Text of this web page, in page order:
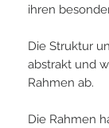
ihren
Die Struktur
abstrakt und
Rahmen ab.
Die Rahmen